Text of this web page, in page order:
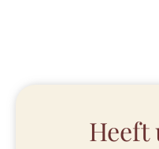
Heeft